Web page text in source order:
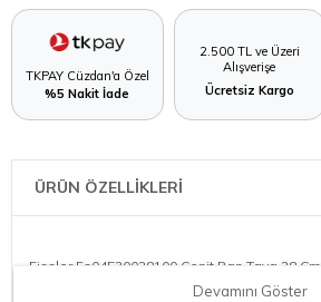
TKPAY Cüzdan'a Özel
%5 Nakit İade
2.500 TL ve Üzeri
Alışverişe
Ücretsiz Kargo
ÜRÜN ÖZELLİKLERİ
Fissler Fs04530028100 Cenit Pan Tava 28 Cm
Devamını Göster